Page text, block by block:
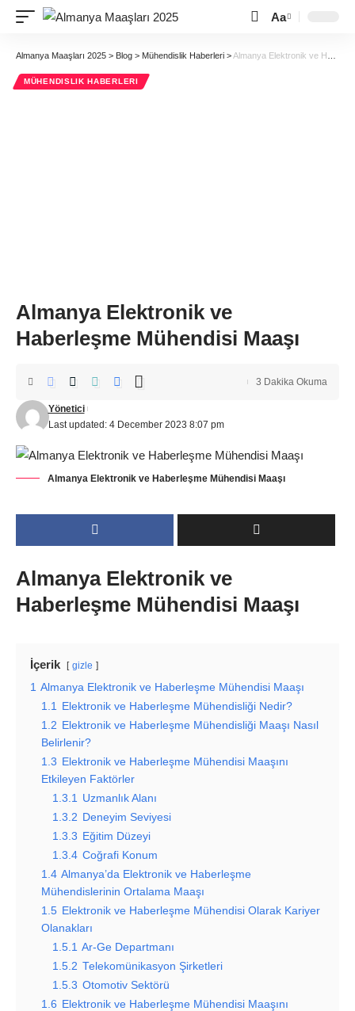
Aa
Almanya Maaşları 2025 > Blog > Mühendislik Haberleri >Almanya Elektronik ve Haberleşme Mühendisi Maaşı
MÜHENDISLIK HABERLERI
Almanya Elektronik ve
Haberleşme Mühendisi Maaşı
Last updated: 4 December 2023 8:07 pm
Yönetici
3 Dakika Okuma
Almanya Elektronik ve Haberleşme Mühendisi Maaşı
Almanya Elektronik ve
Haberleşme Mühendisi Maaşı
İçerik gizle
1 Almanya Elektronik ve Haberleşme Mühendisi Maaşı
1.1 Elektronik ve Haberleşme Mühendisliği Nedir?
1.2 Elektronik ve Haberleşme Mühendisliği Maaşı Nasıl
Belirlenir?
1.3 Elektronik ve Haberleşme Mühendisi Maaşını
Etkileyen Faktörler
1.3.1 Uzmanlık Alanı
1.3.2 Deneyim Seviyesi
1.3.3 Eğitim Düzeyi
1.3.4 Coğrafi Konum
1.4 Almanya’da Elektronik ve Haberleşme
Mühendislerinin Ortalama Maaşı
1.5 Elektronik ve Haberleşme Mühendisi Olarak Kariyer
Olanakları
1.5.1 Ar-Ge Departmanı
1.5.2 Telekomünikasyon Şirketleri
1.5.3 Otomotiv Sektörü
1.6 Elektronik ve Haberleşme Mühendisi Maaşını